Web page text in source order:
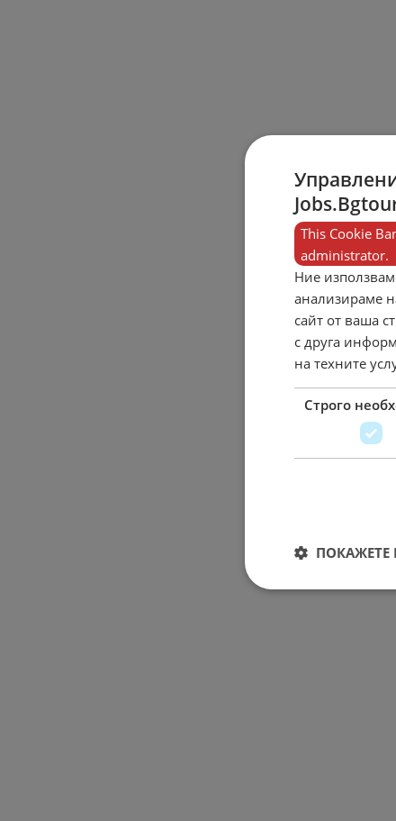
This Cookie
administrator.
Ние
анализираме
сайт от ваша
с друга
на техните
Строго